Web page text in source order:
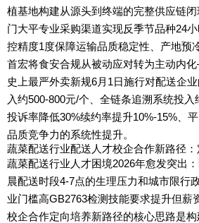
植基地构建从源头到终端的完整供应链
门大平专业采购渠道实现反季节品种24
控精度1度保障运输品质稳定性、产地
首宏将食安合规从被动应对转为主动内
史上最严外卖新规6月1日施行对配送企
入约500-800元/个、全链条追溯系统投
投诉率降低30%续约率提升10%-15%、
品质竞争力的系统性提升。
蔬菜配送行业配送人才校企合作新路径
蔬菜配送行业人才困境2026年愈发突出
晨配送时段4-7点的生理压力和城市限行
业门槛高GB2763检测技能要求提升但薪
校企合作定向培养新路径的核心思路是